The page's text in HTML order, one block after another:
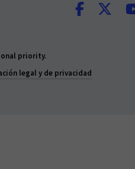
priority.
legal y de privacidad